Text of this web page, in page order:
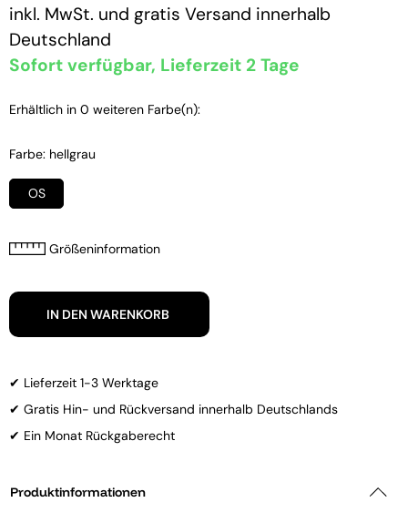
inkl. MwSt. und gratis Versand innerhalb
Deutschland
Sofort verfügbar, Lieferzeit 2 Tage
Erhältlich in 0 weiteren Farbe(n):
Farbe: hellgrau
OS
Größeninformation
IN DEN WARENKORB
✔ Lieferzeit 1-3 Werktage
✔ Gratis Hin- und Rückversand innerhalb Deutschlands
✔ Ein Monat Rückgaberecht
Produktinformationen